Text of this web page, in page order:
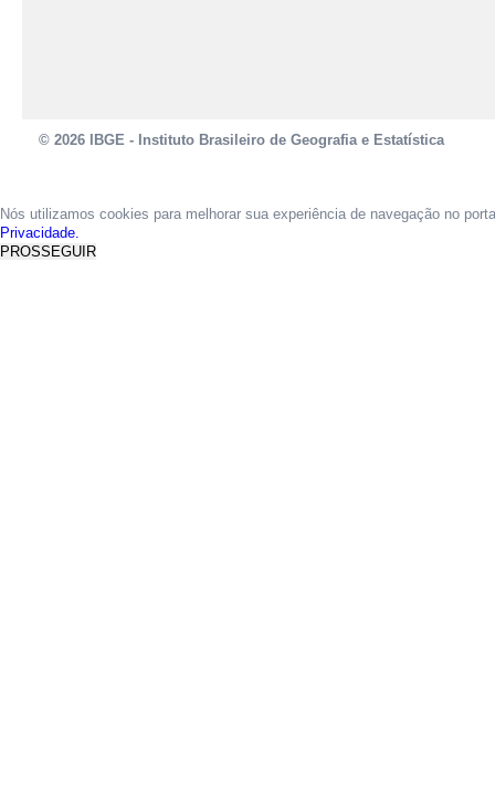
© 2026 IBGE - Instituto Brasileiro de Geografia e Estatística
Nós utilizamos cookies para melhorar sua experiência de navegação no
Privacidade.
PROSSEGUIR